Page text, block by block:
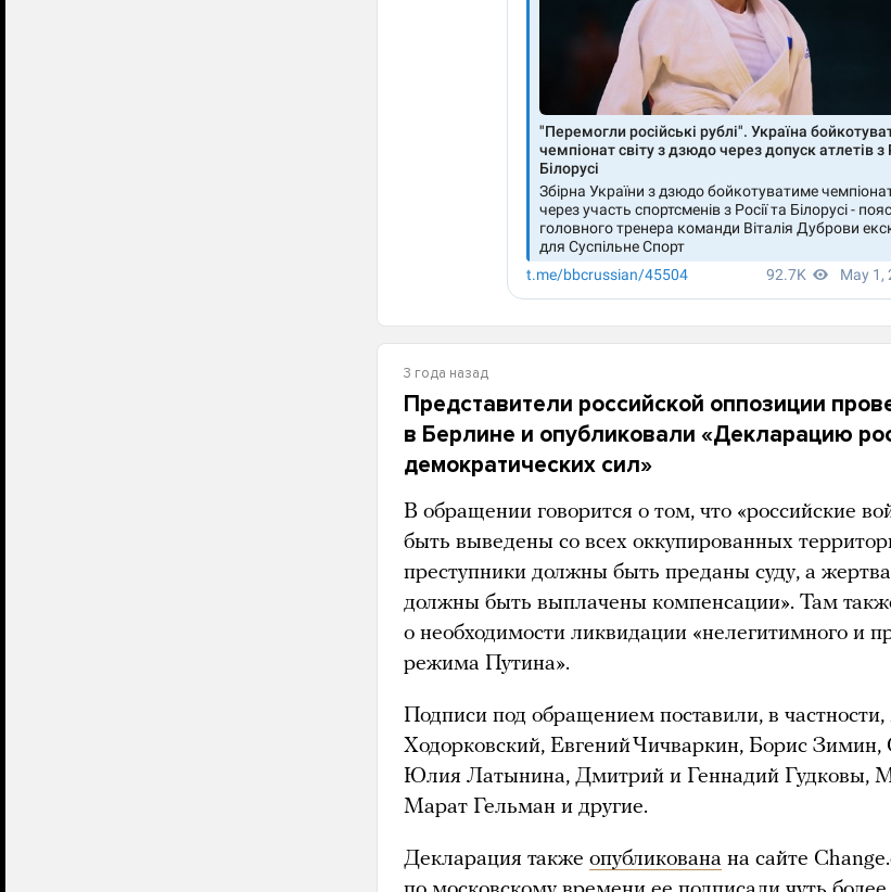
3 года назад
Представители российской оппозиции
в Берлине и опубликовали «Декларацию
демократических сил»
В обращении говорится о том, что «российские
быть выведены со всех оккупированных
преступники должны быть преданы суду, а
должны быть выплачены компенсации». Там
о необходимости ликвидации «нелегитимного и
режима Путина».
Подписи под обращением поставили, в
Ходорковский, Евгений Чичваркин, Борис Зимин,
Юлия Латынина, Дмитрий и Геннадий Гудковы,
Марат Гельман и другие.
Декларация также опубликована на сайте